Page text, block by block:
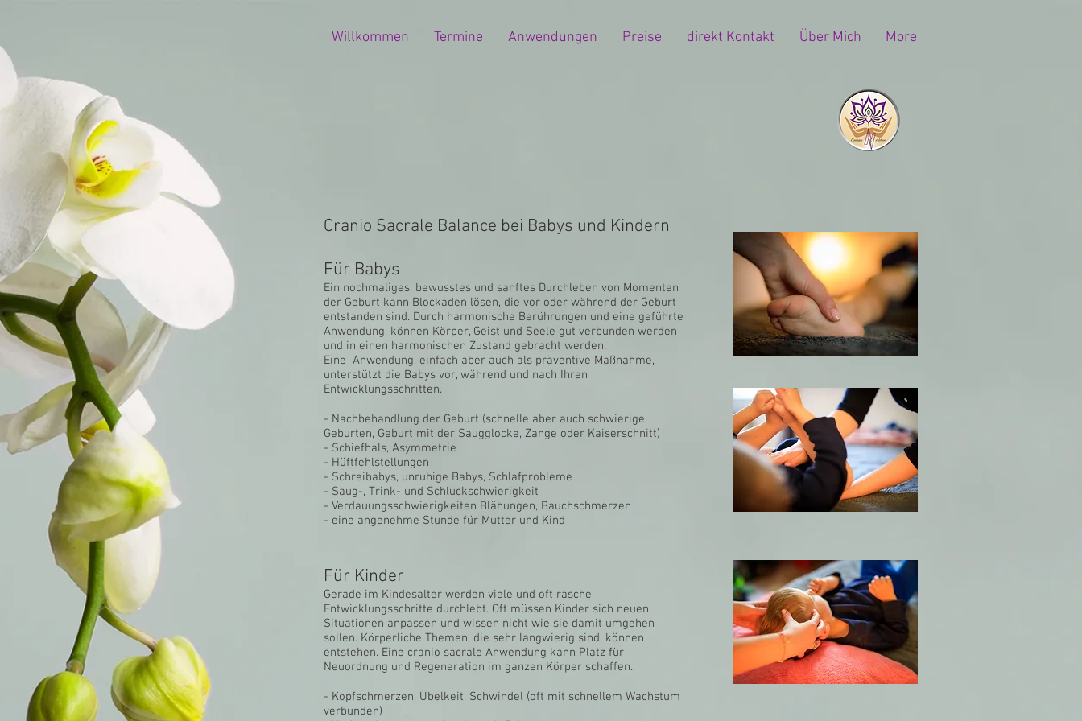
Willkommen Termine Anwendungen Preise direkt Kontakt Über Mich More
Cranio Sacrale Balance bei Babys und Kindern
Für Babys
Ein nochmaliges, bewusstes und sanftes Durchleben von Momenten
der Geburt kann Blockaden lösen, die vor oder während der Geburt
entstanden sind. Durch harmonische Berührungen und eine geführte
Anwendung, können Körper, Geist und Seele gut verbunden werden
und in einen harmonischen Zustand gebracht werden.
Eine Anwendung, einfach aber auch als präventive Maßnahme,
unterstützt die Babys vor, während und nach Ihren
Entwicklungsschritten.
- Nachbehandlung der Geburt (schnelle aber auch schwierige
Geburten, Geburt mit der Saugglocke, Zange oder Kaiserschnitt)
- Schiefhals, Asymmetrie
- Hüftfehlstellungen
- Schreibabys, unruhige Babys, Schlafprobleme
- Saug-, Trink- und Schluckschwierigkeit
- Verdauungsschwierigkeiten Blähungen, Bauchschmerzen​
- eine angenehme Stunde für Mutter und Kind
Für Kinder
Gerade im Kindesalter werden viele und oft rasche
Entwicklungsschritte durchlebt. Oft müssen Kinder sich neuen
Situationen anpassen und wissen nicht wie sie damit umgehen
sollen. Körperliche Themen, die sehr langwierig sind, können
entstehen. Eine cranio sacrale Anwendung kann Platz für
Neuordnung und Regeneration im ganzen Körper schaffen.
- Kopfschmerzen, Übelkeit, Schwindel (oft mit schnellem Wachstum
verbunden)